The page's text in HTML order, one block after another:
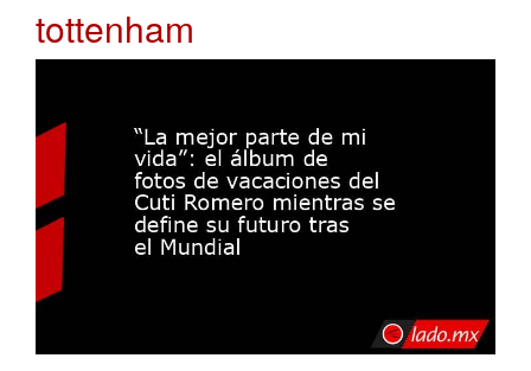
tottenham